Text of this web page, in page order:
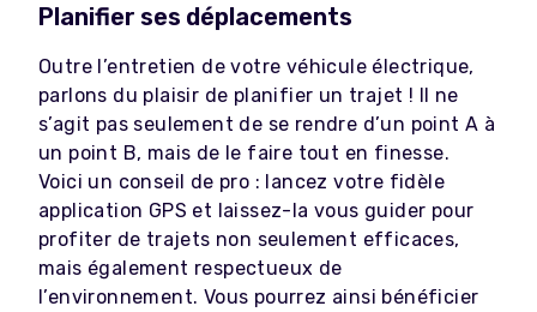
Planifier ses déplacements
Outre l’entretien de votre véhicule électrique,
parlons du plaisir de planifier un trajet ! Il ne
s’agit pas seulement de se rendre d’un point A à
un point B, mais de le faire tout en finesse.
Voici un conseil de pro : lancez votre fidèle
application GPS et laissez-la vous guider pour
profiter de trajets non seulement efficaces,
mais également respectueux de
l’environnement. Vous pourrez ainsi bénéficier